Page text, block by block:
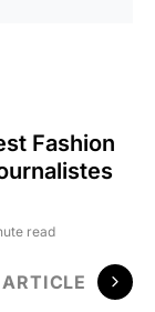
Fashion
read